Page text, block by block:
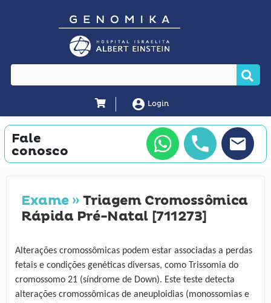
account_circle Login
Fale
conosco
Exame »Triagem Cromossômica
Rápida Pré-Natal [711273]
Alterações cromossômicas podem estar associadas a perdas
fetais e condições genéticas diversas, como Trissomia do
cromossomo 21 (síndrome de Down). Este teste detecta
alterações cromossômicas de aneuploidias (monossomias e